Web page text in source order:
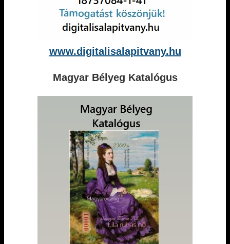
www.digitalisalapitvany.hu
Magyar Bélyeg Katalógus